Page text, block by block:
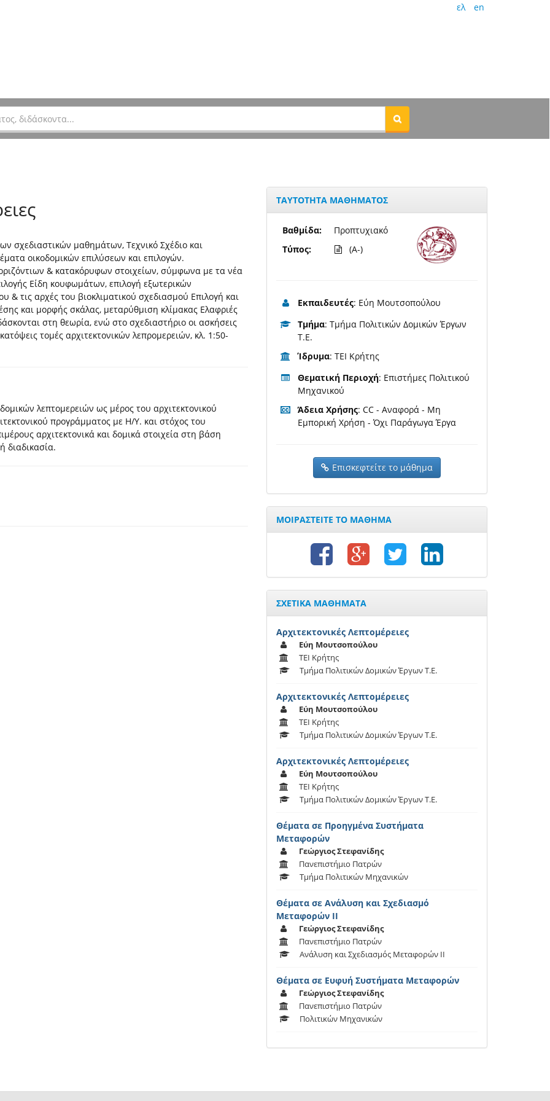
ελ en
σχεδιαστικών μαθημάτων, Τεχνικό Σχέδιο και
οικοδομικών επιλύσεων και επιλογών.
& κατακόρυφων στοιχείων, σύμφωνα με τα νέα
Είδη κουφωμάτων, επιλογή εξωτερικών
τις αρχές του βιοκλιματικού σχεδιασμού Επιλογή και
και μορφής σκάλας, μεταρύθμιση κλίμακας Ελαφριές
στη θεωρία, ενώ στο σχεδιαστήριο οι ασκήσεις
τομές αρχιτεκτονικών λεπρομερειών, κλ. 1:50-
λεπτομερειών ως μέρος του αρχιτεκτονικού
προγράμματος με Η/Υ. και στόχος του
αρχιτεκτονικά και δομικά στοιχεία στη βάση
διαδικασία.
ΤΑΥΤΟΤΗΤΑ ΜΑΘΗΜΑΤΟΣ
Βαθμίδα:
Τύπος:
Προπτυχιακό
(A-)
Εκπαιδευτές: Εύη Μουτσοπούλου
Τμήμα: Τμήμα Πολιτικών Δομικών Έργων
T.E.
Ίδρυμα: ΤΕΙ Κρήτης
Θεματική Περιοχή: Επιστήμες Πολιτικού
Μηχανικού
Άδεια Χρήσης: CC - Αναφορά - Μη
Εμπορική Χρήση - Όχι Παράγωγα Έργα
Επισκεφτείτε το μάθημα
ΜΟΙΡΑΣΤΕΙΤΕ ΤΟ ΜΑΘΗΜΑ
ΣΧΕΤΙΚΑ ΜΑΘΗΜΑΤΑ
Αρχιτεκτονικές Λεπτομέρειες
Εύη Μουτσοπούλου
ΤΕΙ Κρήτης
Τμήμα Πολιτικών Δομικών Έργων T.E.
Αρχιτεκτονικές Λεπτομέρειες
Εύη Μουτσοπούλου
ΤΕΙ Κρήτης
Τμήμα Πολιτικών Δομικών Έργων T.E.
Αρχιτεκτονικές Λεπτομέρειες
Εύη Μουτσοπούλου
ΤΕΙ Κρήτης
Τμήμα Πολιτικών Δομικών Έργων T.E.
Θέματα σε Προηγμένα Συστήματα
Μεταφορών
Γεώργιος Στεφανίδης
Πανεπιστήμιο Πατρών
Τμήμα Πολιτικών Μηχανικών
Θέματα σε Ανάλυση και Σχεδιασμό
Μεταφορών ΙΙ
Γεώργιος Στεφανίδης
Πανεπιστήμιο Πατρών
Ανάλυση και Σχεδιασμός Μεταφορών ΙΙ
Θέματα σε Ευφυή Συστήματα Μεταφορών
Γεώργιος Στεφανίδης
Πανεπιστήμιο Πατρών
Πολιτικών Μηχανικών